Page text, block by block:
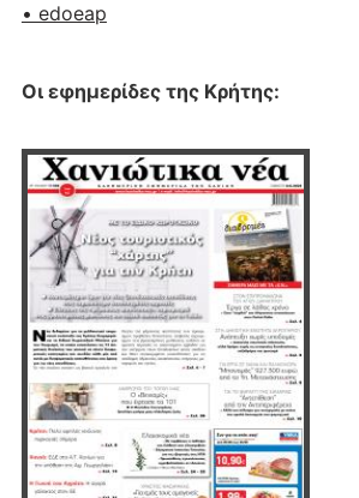
• edoeap
Οι εφημερίδες της Κρήτης: